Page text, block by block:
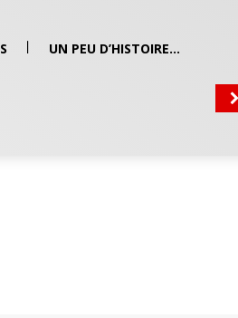
UN PEU D’HISTOIRE…